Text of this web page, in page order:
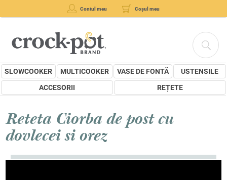
Contul meu Coșul meu
SLOWCOOKER MULTICOOKER VASE DE FONTĂ
USTENSILE
ACCESORII
REȚETE
Reteta Ciorba de post cu
dovlecei si orez